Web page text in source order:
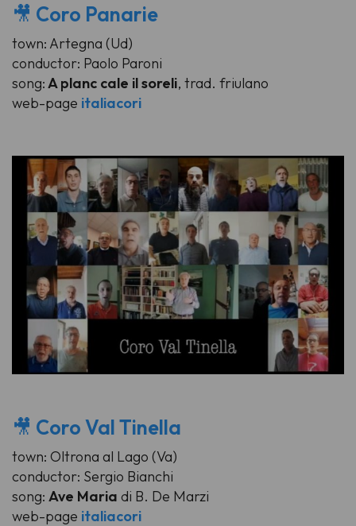
🎥 Coro Panarie
town: Artegna (Ud)
conductor: Paolo Paroni
song:A planc cale il soreli, trad. friulano
web-page italiacori
🎥 Coro Val Tinella
town: Oltrona al Lago (Va)
conductor: Sergio Bianchi
song: Ave Maria di B. De Marzi
web-page italiacori